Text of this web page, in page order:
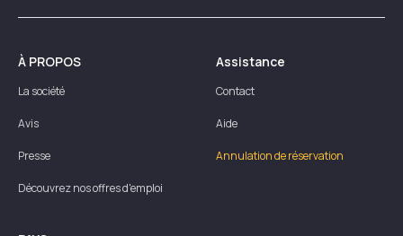
À PROPOS
La société
Avis
Presse
Découvrez nos offres d'emploi
Assistance
Contact
Aide
Annulation de réservation